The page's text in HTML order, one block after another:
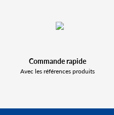
Commande rapide
Avec les références produits